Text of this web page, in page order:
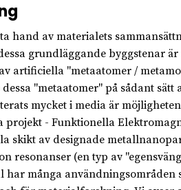
hand av materialets
grundläggande byggstenar
artificiella "metaatomer /
"metaatomer" på sådant sätt
mycket i media är
projekt - Funktionella
skikt av designade
resonanser (en typ av
har många användningsområden